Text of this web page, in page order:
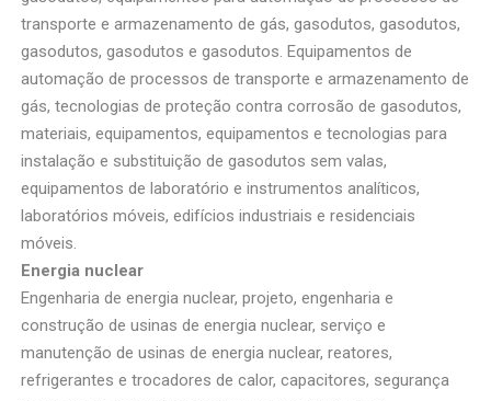
transporte e armazenamento de gás, gasodutos, gasodutos,
gasodutos, gasodutos e gasodutos. Equipamentos de
automação de processos de transporte e armazenamento de
gás, tecnologias de proteção contra corrosão de gasodutos,
materiais, equipamentos, equipamentos e tecnologias para
instalação e substituição de gasodutos sem valas,
equipamentos de laboratório e instrumentos analíticos,
laboratórios móveis, edifícios industriais e residenciais
móveis.
Energia nuclear
Engenharia de energia nuclear, projeto, engenharia e
construção de usinas de energia nuclear, serviço e
manutenção de usinas de energia nuclear, reatores,
refrigerantes e trocadores de calor, capacitores, segurança